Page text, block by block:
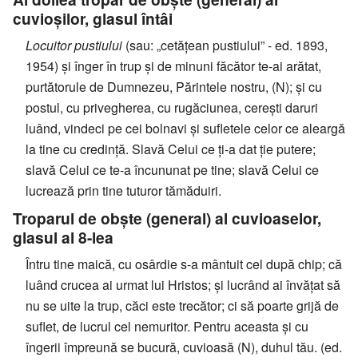
cuvioșilor, glasul întâi
Locuitor pustiului (sau: „cetățean pustiului” - ed. 1893,
1954) și înger în trup și de minuni făcător te-ai arătat,
purtătorule de Dumnezeu, Părintele nostru, (N); și cu
postul, cu privegherea, cu rugăciunea, cerești daruri
luând, vindeci pe cei bolnavi și sufletele celor ce aleargă
la tine cu credință. Slavă Celui ce ți-a dat ție putere;
slavă Celui ce te-a încununat pe tine; slavă Celui ce
lucrează prin tine tuturor tămăduiri.
Troparul de obște (general) al cuvioaselor,
glasul al 8-lea
Întru tine maică, cu osârdie s-a mântuit cel după chip; că
luând crucea ai urmat lui Hristos; și lucrând ai învățat să
nu se uite la trup, căci este trecător; ci să poarte grijă de
suflet, de lucrul cel nemuritor. Pentru aceasta și cu
îngerii împreună se bucură, cuvioasă (N), duhul tău. (ed.